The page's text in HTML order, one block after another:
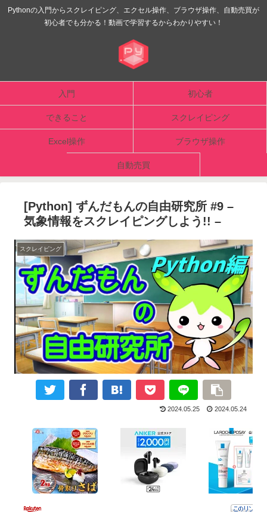
Pythonの入門からスクレイピング、エクセル操作、ブラウザ操作、自動売買が
初心者でも分かる！動画で学習するからわかりやすい！
入門 初心者
できること スクレイピング
Excel操作 ブラウザ操作
自動売買
[Python] ずんだもんの自由研究所 #9 –
気象情報をスクレイピングしよう!! –
スクレイピング
2024.05.25 2024.05.24